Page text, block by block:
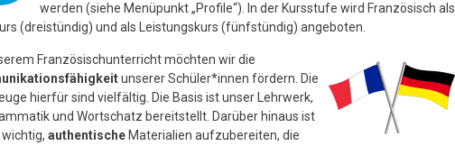
werden (siehe Menüpunkt „Profile“). In der Kursstufe wird Französisch als
(dreistündig) und als Leistungskurs (fünfstündig) angeboten.
Französischunterricht möchten wir die
unserer Schüler*innen fördern. Die
hierfür sind vielfältig. Die Basis ist unser Lehrwerk,
und Wortschatz bereitstellt. Darüber hinaus ist
authentische Materialien aufzubereiten, die